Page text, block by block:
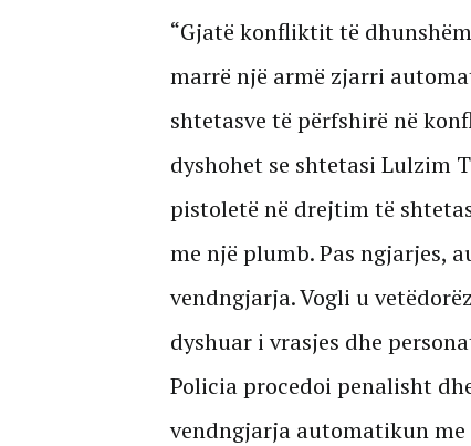
“Gjatë konfliktit të
marrë një armë zjarri
shtetasve të përfshirë në
dyshohet se shtetasi Lulzim
pistoletë në drejtim të
me një plumb. Pas ngjarjes,
vendngjarja. Vogli u
dyshuar i vrasjes dhe
Policia procedoi penalisht
vendngjarja automatikun